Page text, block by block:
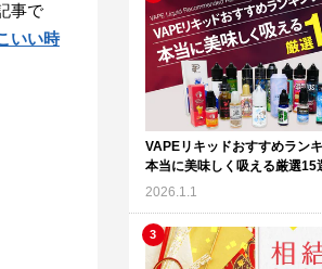
事で
いい時
VAPEリキッドおすすめランキ
本当に美味しく吸える厳選15
2026.1.1